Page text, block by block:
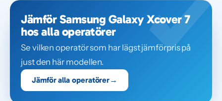
Jämför Samsung Galaxy Xcover 7
hos alla operatörer
Se vilken operatör som har lägst jämförpris på
just den här modellen.
Jämför alla operatörer→